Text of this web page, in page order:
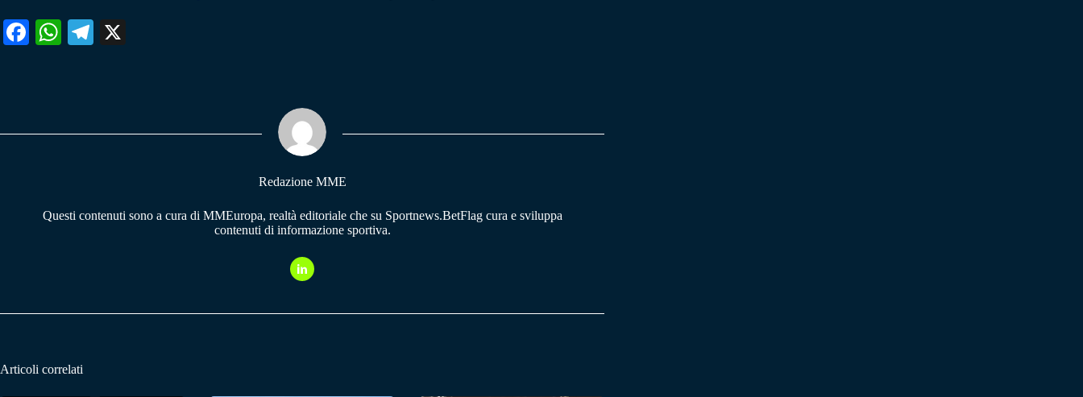
Fa W
pp
Te
m
Redazione MME
Questi contenuti sono a cura di MMEuropa, realtà editoriale che su Sportnews.BetFlag cura e sviluppa
contenuti di informazione sportiva.
Articoli correlati